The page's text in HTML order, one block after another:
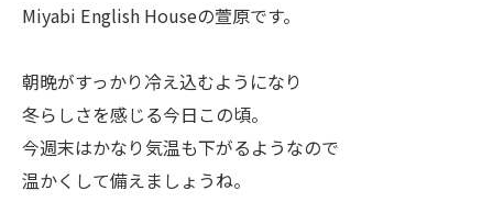
Miyabi English Houseの萱原です。
朝晩がすっかり冷え込むようになり
冬らしさを感じる今日この頃。
今週末はかなり気温も下がるようなので
温かくして備えましょうね。